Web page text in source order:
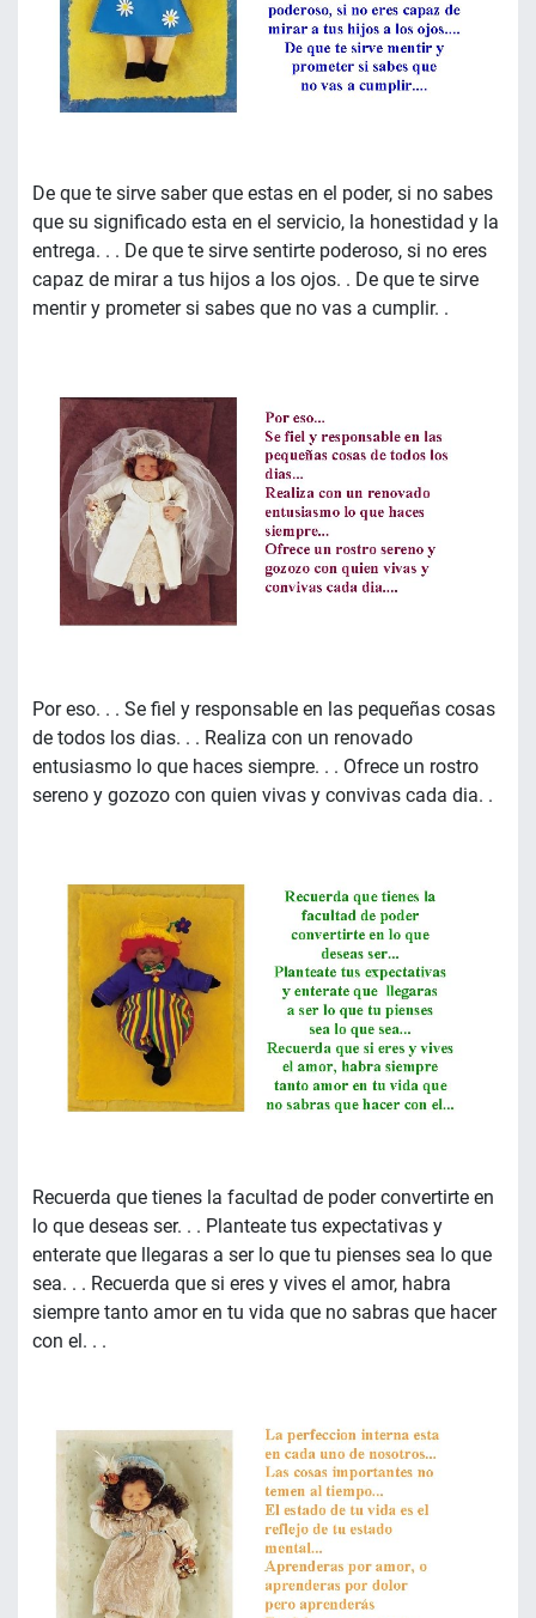
De que te sirve saber que estas en el poder, si no sabes
que su significado esta en el servicio, la honestidad y la
entrega. . . De que te sirve sentirte poderoso, si no eres
capaz de mirar a tus hijos a los ojos. . De que te sirve
mentir y prometer si sabes que no vas a cumplir. .
Por eso. . . Se fiel y responsable en las pequeñas cosas
de todos los dias. . . Realiza con un renovado
entusiasmo lo que haces siempre. . . Ofrece un rostro
sereno y gozozo con quien vivas y convivas cada dia. .
Recuerda que tienes la facultad de poder convertirte en
lo que deseas ser. . . Planteate tus expectativas y
enterate que llegaras a ser lo que tu pienses sea lo que
sea. . . Recuerda que si eres y vives el amor, habra
siempre tanto amor en tu vida que no sabras que hacer
con el. . .